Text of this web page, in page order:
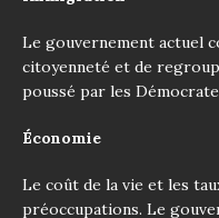
Le gouvernement actuel
citoyenneté et de
poussé par les
Économie
Le coût de la vie et les
préoccupations. Le